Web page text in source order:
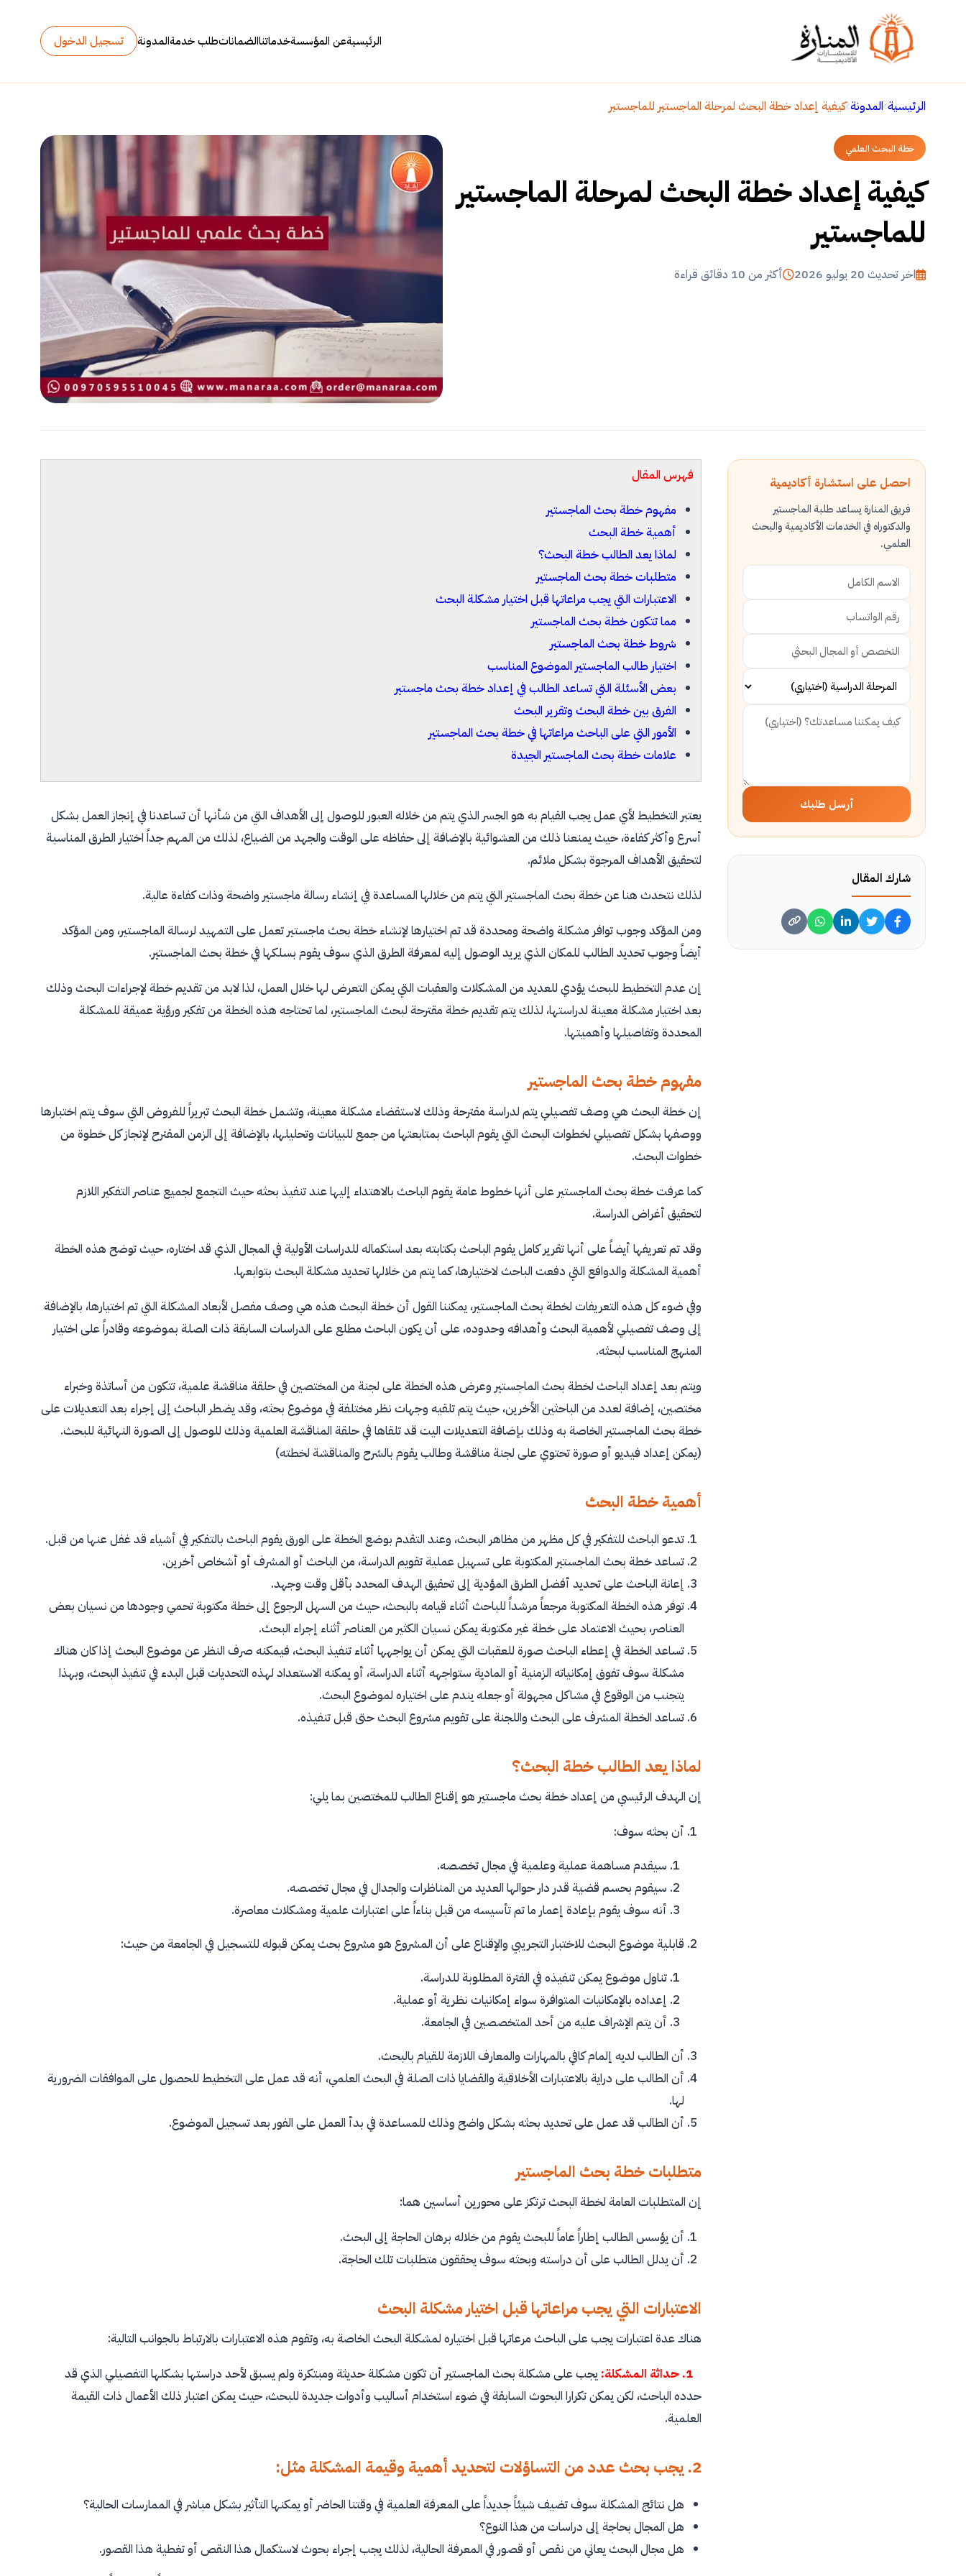
الرئيسيةعن المؤسسةخدماتناالضماناتطلب خدمةالمدونة تسجيل الدخول
الرئيسية المدونة كيفية إعداد خطة البحث لمرحلة الماجستير للماجستير
خطة البحث العلمي
كيفية إعداد خطة البحث لمرحلة الماجستير
للماجستير
اخر تحديث 20 يوليو 2026 أكثر من 10 دقائق قراءة
احصل على استشارة أكاديمية
فريق المنارة يساعد طلبة الماجستير
والدكتوراه في الخدمات الأكاديمية والبحث
العلمي.
أرسل طلبك
شارك المقال
فهرس المقال
مفهوم خطة بحث الماجستير
أهمية خطة البحث
لماذا يعد الطالب خطة البحث؟
متطلبات خطة بحث الماجستير
الاعتبارات التي يجب مراعاتها قبل اختيار مشكلة البحث
مما تتكون خطة بحث الماجستير
شروط خطة بحث الماجستير
اختيار طالب الماجستير الموضوع المناسب
بعض الأسئلة التي تساعد الطالب في إعداد خطة بحث ماجستير
الفرق بين خطة البحث وتقرير البحث
الأمور التي على الباحث مراعاتها في خطة بحث الماجستير
علامات خطة بحث الماجستير الجيدة
يعتبر التخطيط لأي عمل يجب القيام به هو الجسر الذي يتم من خلاله العبور للوصول إلى الأهداف التي من شأنها أن تساعدنا في إنجاز العمل بشكل
أسرع وأكثر كفاءة، حيث يمنعنا ذلك من العشوائية بالإضافة إلى حفاظه على الوقت والجهد من الضياع، لذلك من المهم جداً اختيار الطرق المناسبة
لتحقيق الأهداف المرجوة بشكل ملائم.
لذلك نتحدث هنا عن خطة بحث الماجستير التي يتم من خلالها المساعدة في إنشاء رسالة ماجستير واضحة وذات كفاءة عالية.
ومن المؤكد وجوب توافر مشكلة واضحة ومحددة قد تم اختيارها لإنشاء خطة بحث ماجستير تعمل على التمهيد لرسالة الماجستير، ومن المؤكد
أيضاً وجوب تحديد الطالب للمكان الذي يريد الوصول إليه لمعرفة الطرق الذي سوف يقوم بسلكها في خطة بحث الماجستير.
إن عدم التخطيط للبحث يؤدي للعديد من المشكلات والعقبات التي يمكن التعرض لها خلال العمل، لذا لابد من تقديم خطة لإجراءات البحث وذلك
بعد اختيار مشكلة معينة لدراستها، لذلك يتم تقديم خطة مقترحة لبحث الماجستير، لما تحتاجه هذه الخطة من تفكير ورؤية عميقة للمشكلة
المحددة وتفاصيلها وأهميتها.
مفهوم خطة بحث الماجستير
إن خطة البحث هي وصف تفصيلي يتم لدراسة مقترحة وذلك لاستقضاء مشكلة معينة، وتشمل خطة البحث تبريراً للفروض التي سوف يتم اختبارها
ووصفها بشكل تفصيلي لخطوات البحث التي يقوم الباحث بمتابعتها من جمع للبيانات وتحليلها، بالإضافة إلى الزمن المقترح لإنجاز كل خطوة من
خطوات البحث.
كما عرفت خطة بحث الماجستير على أنها خطوط عامة يقوم الباحث بالاهتداء إليها عند تنفيذ بحثه حيث التجمع لجميع عناصر التفكير اللازم
لتحقيق أغراض الدراسة.
وقد تم تعريفها أيضاً على أنها تقرير كامل يقوم الباحث بكتابته بعد استكماله للدراسات الأولية في المجال الذي قد اختاره، حيث توضح هذه الخطة
أهمية المشكلة والدوافع التي دفعت الباحث لاختيارها، كما يتم من خلالها تحديد مشكلة البحث بتوابعها.
وفي ضوء كل هذه التعريفات لخطة بحث الماجستير، يمكننا القول أن خطة البحث هذه هي وصف مفصل لأبعاد المشكلة التي تم اختيارها، بالإضافة
إلى وصف تفصيلي لأهمية البحث وأهدافه وحدوده، على أن يكون الباحث مطلع على الدراسات السابقة ذات الصلة بموضوعه وقادراً على اختيار
المنهج المناسب لبحثه.
ويتم بعد إعداد الباحث لخطة بحث الماجستير وعرض هذه الخطة على لجنة من المختصين في حلقة مناقشة علمية، تتكون من أساتذة وخبراء
مختصين، إضافة لعدد من الباحثين الأخرين، حيث يتم تلقيه وجهات نظر مختلفة في موضوع بحثه، وقد يضطر الباحث إلى إجراء بعد التعديلات على
خطة بحث الماجستير الخاصة به وذلك بإضافة التعديلات اليت قد تلقاها في حلقة المناقشة العلمية وذلك للوصول إلى الصورة النهائية للبحث.
(يمكن إعداد فيديو أو صورة تحتوي على لجنة مناقشة وطالب يقوم بالشرح والمناقشة لخطته)
أهمية خطة البحث
تدعو الباحث للتفكير في كل مظهر من مظاهر البحث، وعند التقدم بوضع الخطة على الورق يقوم الباحث بالتفكير في أشياء قد غفل عنها من قبل.
تساعد خطة بحث الماجستير المكتوبة على تسهيل عملية تقويم الدراسة، من الباحث أو المشرف أو أشخاص أخرين.
إعانة الباحث على تحديد أفضل الطرق المؤدية إلى تحقيق الهدف المحدد بأقل وقت وجهد.
توفر هذه الخطة المكتوبة مرجعاً مرشداً للباحث أثناء قيامه بالبحث، حيث من السهل الرجوع إلى خطة مكتوبة تحمي وجودها من نسيان بعض
العناصر، بحيث الاعتماد على خطة غير مكتوبة يمكن نسيان الكثير من العناصر أثناء إجراء البحث.
تساعد الخطة في إعطاء الباحث صورة للعقبات التي يمكن أن يواجهها أثناء تنفيذ البحث، فيمكنه صرف النظر عن موضوع البحث إذا كان هناك
مشكلة سوف تفوق إمكانياته الزمنية أو المادية ستواجهه أثناء الدراسة، أو يمكنه الاستعداد لهذه التحديات قبل البدء في تنفيذ البحث، وبهذا
يتجنب من الوقوع في مشاكل مجهولة أو جعله يندم على اختياره لموضوع البحث.
تساعد الخطة المشرف على البحث واللجنة على تقويم مشروع البحث حتى قبل تنفيذه.
لماذا يعد الطالب خطة البحث؟
إن الهدف الرئيسي من إعداد خطة بحث ماجستير هو إقناع الطالب للمختصين بما يلي:
أن بحثه سوف:
سيقدم مساهمة عملية وعلمية في مجال تخصصه.
سيقوم بحسم قضية قدر دار حوالها العديد من المناظرات والجدال في مجال تخصصه.
أنه سوف يقوم بإعادة إعمار ما تم تأسيسه من قبل بناءاً على اعتبارات علمية ومشكلات معاصرة.
قابلية موضوع البحث للاختبار التجريبي والإقناع على أن المشروع هو مشروع بحث يمكن قبوله للتسجيل في الجامعة من حيث:
تناول موضوع يمكن تنفيذه في الفترة المطلوبة للدراسة.
إعداده بالإمكانيات المتوافرة سواء إمكانيات نظرية أو عملية.
أن يتم الإشراف عليه من أحد المتخصصين في الجامعة.
أن الطالب لديه إلمام كافي بالمهارات والمعارف اللازمة للقيام بالبحث.
أن الطالب على دراية بالاعتبارات الأخلاقية والقضايا ذات الصلة في البحث العلمي، أنه قد عمل على التخطيط للحصول على الموافقات الضرورية
لها.
أن الطالب قد عمل على تحديد بحثه بشكل واضح وذلك للمساعدة في بدأ العمل على الفور بعد تسجيل الموضوع.
متطلبات خطة بحث الماجستير
إن المتطلبات العامة لخطة البحث ترتكز على محورين أساسين هما:
أن يؤسس الطالب إطاراً عاماً للبحث يقوم من خلاله برهان الحاجة إلى البحث.
أن يدلل الطالب على أن دراسته وبحثه سوف يحققون متطلبات تلك الحاجة.
الاعتبارات التي يجب مراعاتها قبل اختيار مشكلة البحث
هناك عدة اعتبارات يجب على الباحث مرعاتها قبل اختياره لمشكلة البحث الخاصة به، وتقوم هذه الاعتبارات بالارتباط بالجوانب التالية:
يجب على مشكلة بحث الماجستير أن تكون مشكلة حديثة ومبتكرة ولم يسبق لأحد دراستها بشكلها التفصيلي الذي قد
حدده الباحث، لكن يمكن تكرارا البحوث السابقة في ضوء استخدام أساليب وأدوات جديدة للبحث، حيث يمكن اعتبار ذلك الأعمال ذات القيمة
العلمية.
2. يجب بحث عدد من التساؤلات لتحديد أهمية وقيمة المشكلة مثل:
هل نتائج المشكلة سوف تضيف شيئاً جديداً على المعرفة العلمية في وقتنا الحاضر أو يمكنها التأثير بشكل مباشر في الممارسات الحالية؟
هل المجال بحاجة إلى دراسات من هذا النوع؟
هل مجال البحث يعاني من نقص أو قصور في المعرفة الحالية، لذلك يجب إجراء بحوث لاستكمال هذا النقص أو تغطية هذا القصور.